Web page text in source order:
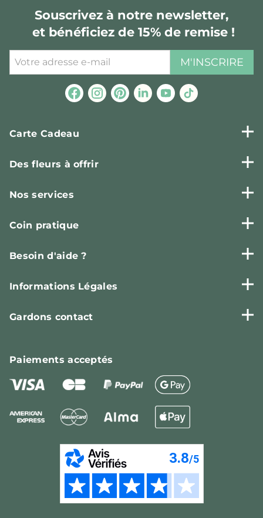
Souscrivez à notre newsletter,
et bénéficiez de 15% de remise !
M'INSCRIRE
Carte Cadeau
Des fleurs à offrir
Nos services
Coin pratique
Besoin d'aide ?
Informations Légales
Gardons contact
Paiementsacceptés